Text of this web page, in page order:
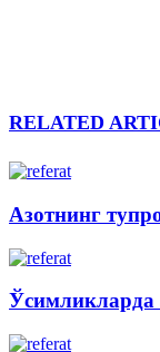
RELATED
Азотнинг
Ўсимликларда